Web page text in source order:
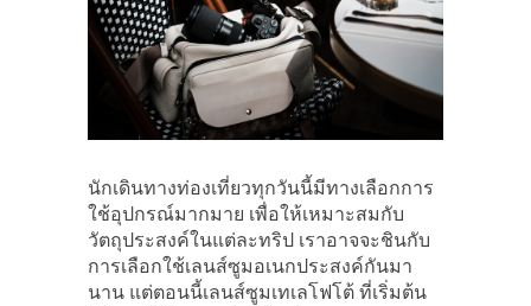
นักเดินทางท่องเที่ยวทุกวันนี้มีทางเลือกการ
ใช้อุปกรณ์มากมาย เพื่อให้เหมาะสมกับ
วัตถุประสงค์ในแต่ละทริป เราอาจจะชินกับ
การเลือกใช้เลนส์ซูมอเนกประสงค์กันมา
นาน แต่ตอนนี้เลนส์ซูมเทเลโฟโต้ ที่เริ่มต้น